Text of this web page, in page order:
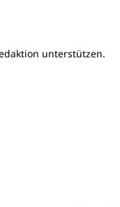
unterstützen.